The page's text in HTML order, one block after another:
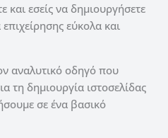
και εσείς να δημιουργήσετε
εύκολα και
αναλυτικό οδηγό που
τη δημιουργία ιστοσελίδας
σε ένα βασικό